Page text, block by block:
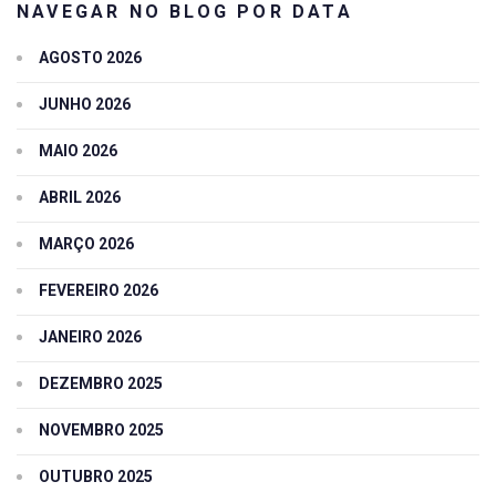
NAVEGAR NO BLOG POR DATA
AGOSTO 2026
JUNHO 2026
MAIO 2026
ABRIL 2026
MARÇO 2026
FEVEREIRO 2026
JANEIRO 2026
DEZEMBRO 2025
NOVEMBRO 2025
OUTUBRO 2025